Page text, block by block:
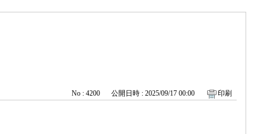
No : 4200 公開日時 : 2025/09/17 00:00 印刷